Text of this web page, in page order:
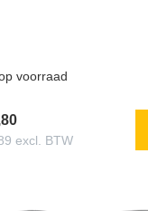
voorraad
excl. BTW